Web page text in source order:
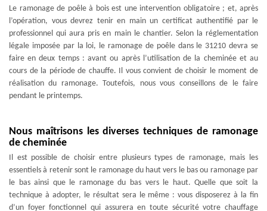
Le ramonage de poêle à bois est une intervention obligatoire ; et, après
l’opération, vous devrez tenir en main un certificat authentifié par le
professionnel qui aura pris en main le chantier. Selon la réglementation
légale imposée par la loi, le ramonage de poêle dans le 31210 devra se
faire en deux temps : avant ou après l’utilisation de la cheminée et au
cours de la période de chauffe. Il vous convient de choisir le moment de
réalisation du ramonage. Toutefois, nous vous conseillons de le faire
pendant le printemps.
Nous maîtrisons les diverses techniques de ramonage
de cheminée
Il est possible de choisir entre plusieurs types de ramonage, mais les
essentiels à retenir sont le ramonage du haut vers le bas ou ramonage par
le bas ainsi que le ramonage du bas vers le haut. Quelle que soit la
technique à adopter, le résultat sera le même : vous disposerez à la fin
d’un foyer fonctionnel qui assurera en toute sécurité votre chauffage